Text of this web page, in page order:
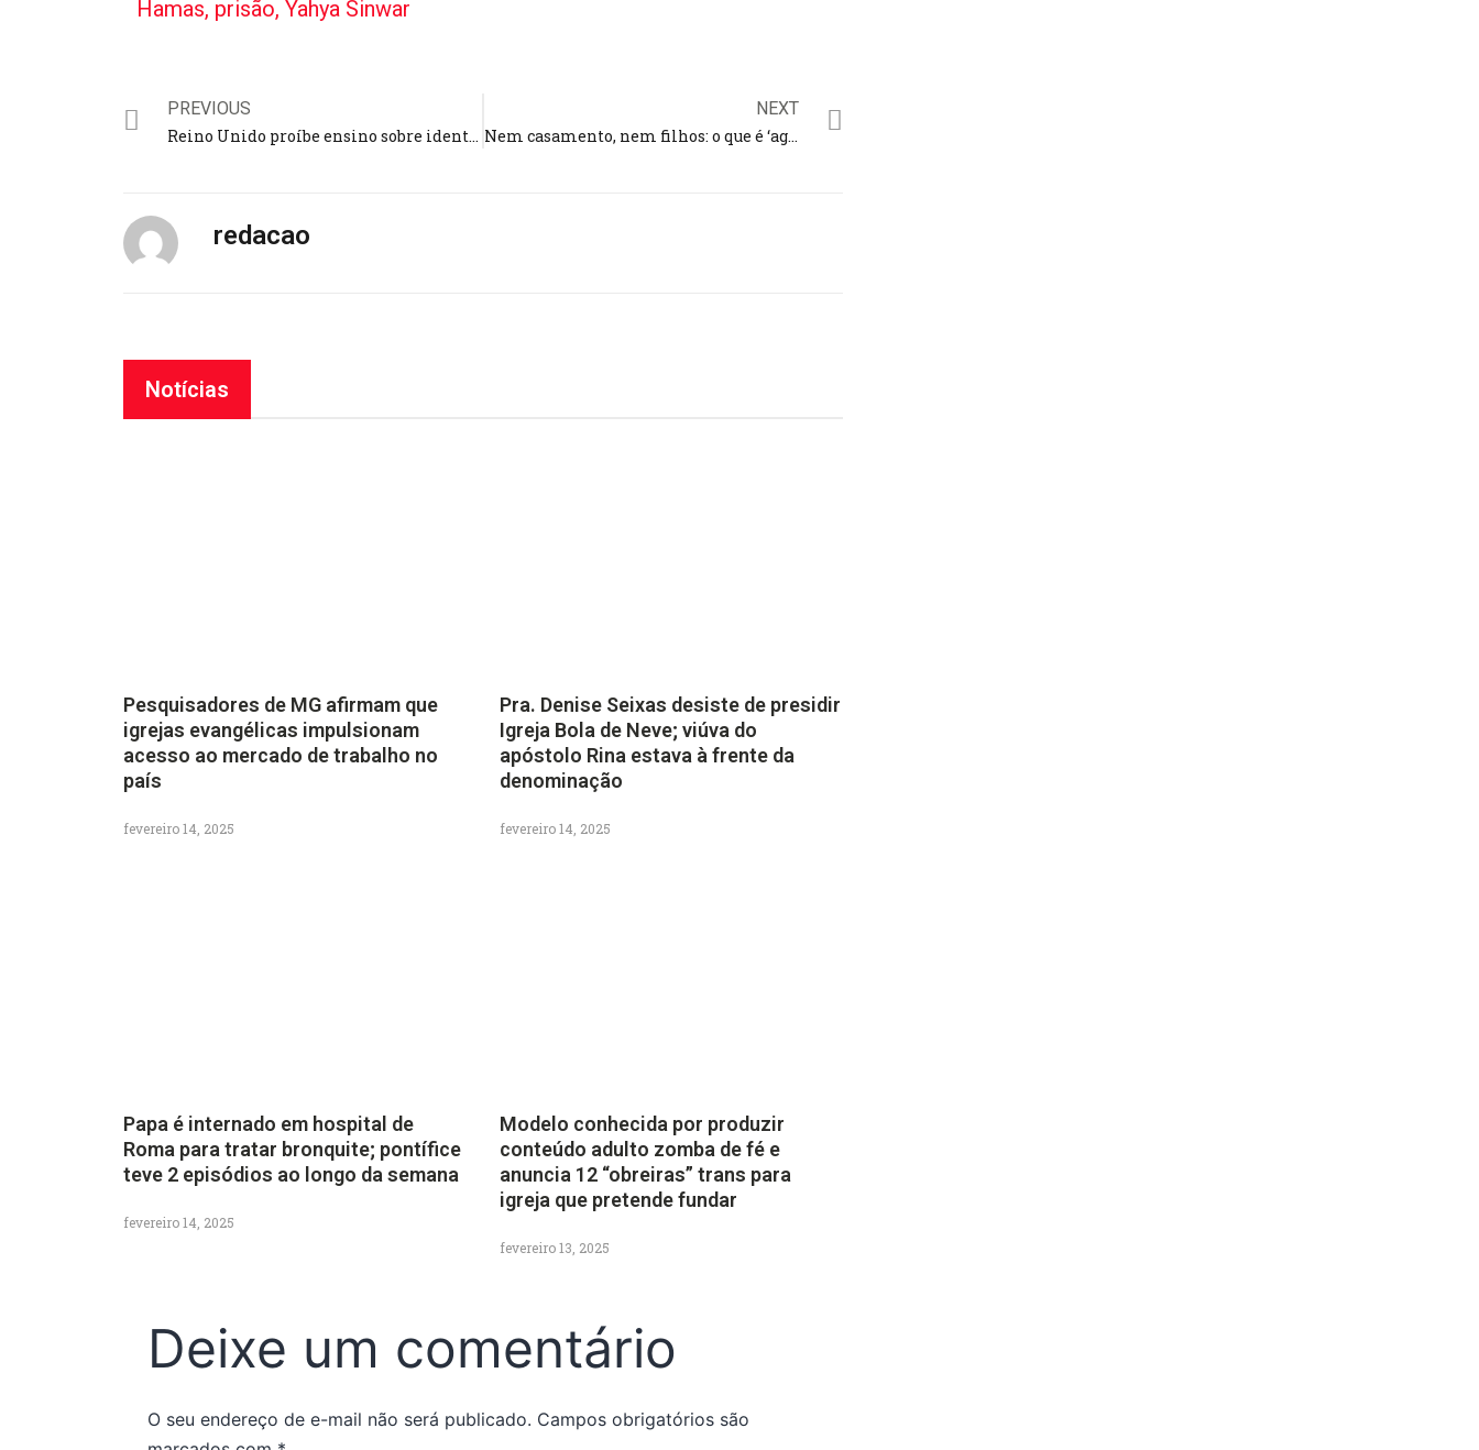
Hamas, prisão, Yahya Sinwar
PREVIOUS
Reino Unido proíbe ensino sobre identidade de gênero nas escolas e barra educação sexual para menores de 9 anos
NEXT
Nem casamento, nem filhos: o que é ‘agamia’, expressão utilizada para quem não quer compromisso tradicional
redacao
Notícias
Pesquisadores de MG afirmam que
igrejas evangélicas impulsionam
acesso ao mercado de trabalho no
país
fevereiro 14, 2025
Pra. Denise Seixas desiste de presidir
Igreja Bola de Neve; viúva do
apóstolo Rina estava à frente da
denominação
fevereiro 14, 2025
Papa é internado em hospital de
Roma para tratar bronquite; pontífice
teve 2 episódios ao longo da semana
fevereiro 14, 2025
Modelo conhecida por produzir
conteúdo adulto zomba de fé e
anuncia 12 “obreiras” trans para
igreja que pretende fundar
fevereiro 13, 2025
Deixe um comentário
O seu endereço de e-mail não será publicado. Campos obrigatórios são